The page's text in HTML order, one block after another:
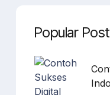
Popular Post